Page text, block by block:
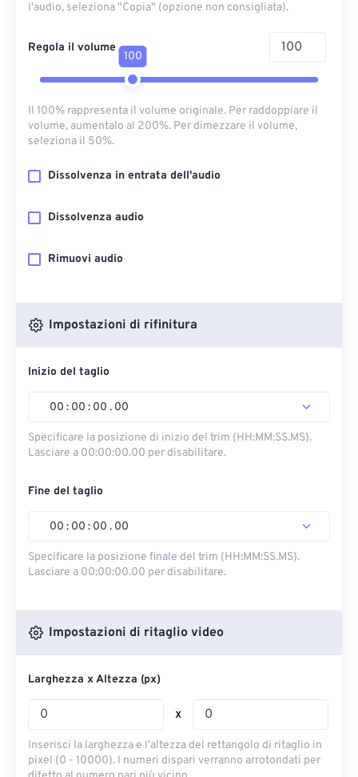
l'audio, seleziona "Copia" (opzione non consigliata).
Regola il volume
100
Il 100% rappresenta il volume originale. Per raddoppiare il
volume, aumentalo al 200%. Per dimezzare il volume,
seleziona il 50%.
Dissolvenza in entrata dell'audio
Dissolvenza audio
Rimuovi audio
Impostazioni di rifinitura
Inizio del taglio
00 : 00 : 00 . 00
Specificare la posizione di inizio del trim (HH:MM:SS.MS).
Lasciare a 00:00:00.00 per disabilitare.
Fine del taglio
00 : 00 : 00 . 00
Specificare la posizione finale del trim (HH:MM:SS.MS).
Lasciare a 00:00:00.00 per disabilitare.
Impostazioni di ritaglio video
Larghezza x Altezza (px)
x
Inserisci la larghezza e l'altezza del rettangolo di ritaglio in
pixel (0 - 10000). I numeri dispari verranno arrotondati per